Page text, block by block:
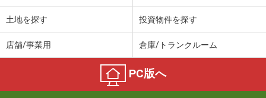
福井県敦賀市中央町１
5.10万円
住 所
福井県敦賀市中央町１
土地を探す 投資物件を探す
店舗/事業用 倉庫/トランクルーム
PC版へ